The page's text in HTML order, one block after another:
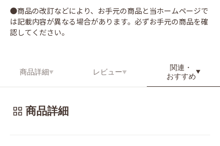
●商品の改訂などにより、お手元の商品と当ホームページで
は記載内容が異なる場合があります。必ずお手元の商品を確
認してください。
商品詳細 レビュー
関連・
おすすめ
商品詳細